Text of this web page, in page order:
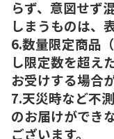
らず、意図せず
しまうものは、
6.数量限定商品
し限定数を超え
お受けする場合
7.天災時など不
のお届けができ
ございます。